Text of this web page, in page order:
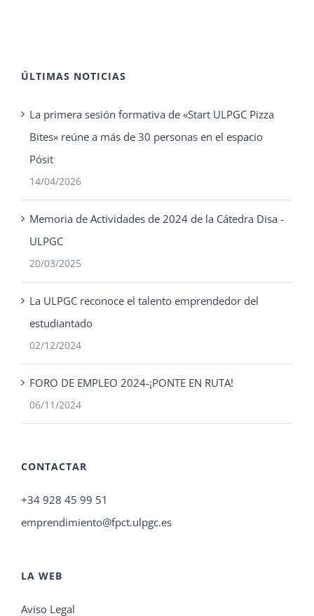
ÚLTIMAS NOTICIAS
La primera sesión formativa de «Start ULPGC Pizza
Bites» reúne a más de 30 personas en el espacio
Pósit
14/04/2026
Memoria de Actividades de 2024 de la Cátedra Disa -
ULPGC
20/03/2025
La ULPGC reconoce el talento emprendedor del
estudiantado
02/12/2024
FORO DE EMPLEO 2024-¡PONTE EN RUTA!
06/11/2024
CONTACTAR
+34 928 45 99 51
emprendimiento@fpct.ulpgc.es
LA WEB
Aviso Legal